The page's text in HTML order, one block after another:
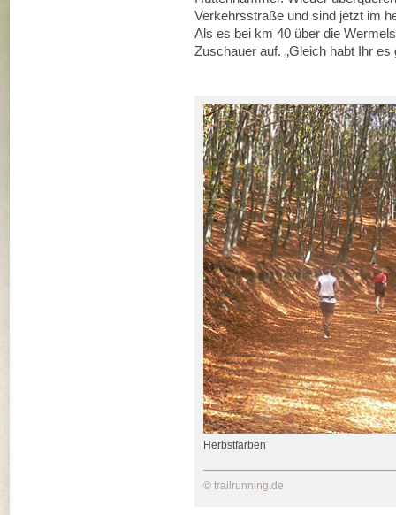
Verkehrsstraße und sind jetzt im
Als es bei km 40 über die
Zuschauer auf. „Gleich habt Ihr es
Herbstfarben
© trailrunning.de